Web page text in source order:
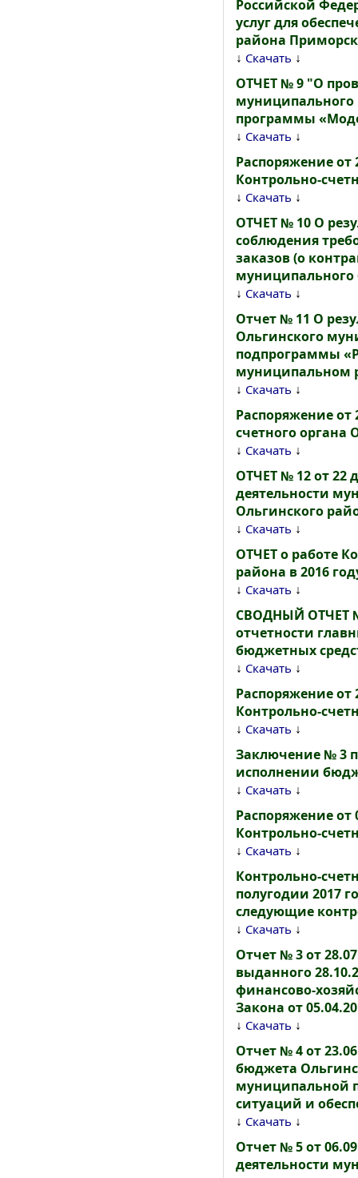
Российской
услуг для
района
↓ Скачать ↓
ОТЧЕТ № 9 "О
программы
↓ Скачать ↓
Распоряжение
Контрольно-
↓ Скачать ↓
ОТЧЕТ № 10 О
соблюдения
заказов (о
↓ Скачать ↓
Отчет № 11 О
Ольгинского
подпрограммы
муниципальном
↓ Скачать ↓
Распоряжение от
счетного органа
↓ Скачать ↓
ОТЧЕТ № 12 от 22
деятельности
Ольгинского
↓ Скачать ↓
ОТЧЕТ о работе
района в 2016
↓ Скачать ↓
СВОДНЫЙ ОТЧЕТ
отчетности
бюджетных
↓ Скачать ↓
Распоряжение
Контрольно-
↓ Скачать ↓
Заключение № 3
исполнении
↓ Скачать ↓
Распоряжение
Контрольно-
↓ Скачать ↓
Контрольно-
полугодии 2017
следующие
↓ Скачать ↓
Отчет № 3 от
выданного
финансово-
Закона от
↓ Скачать ↓
Отчет № 4 от
бюджета
муниципальной
ситуаций и
↓ Скачать ↓
Отчет № 5 от
деятельности